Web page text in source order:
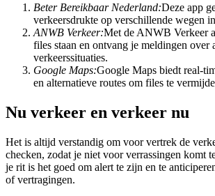
Beter Bereikbaar Nederland:Deze app
verkeersdrukte op verschillende wegen
ANWB Verkeer:Met de ANWB Verkeer
files staan en ontvang je meldingen over
verkeerssituaties.
Google Maps:Google Maps biedt real-
en alternatieve routes om files te
Nu verkeer en verkeer nu
Het is altijd verstandig om voor vertrek de
checken, zodat je niet voor verrassingen komt
je rit is het goed om alert te zijn en te
of vertragingen.